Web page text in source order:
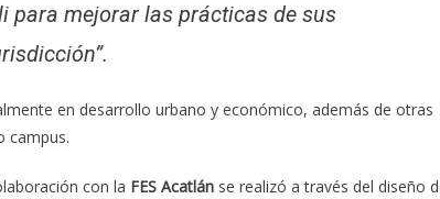
para mejorar las prácticas de sus
en desarrollo urbano y económico, además de otras
campus.
con la FES Acatlán se realizó a través del diseño